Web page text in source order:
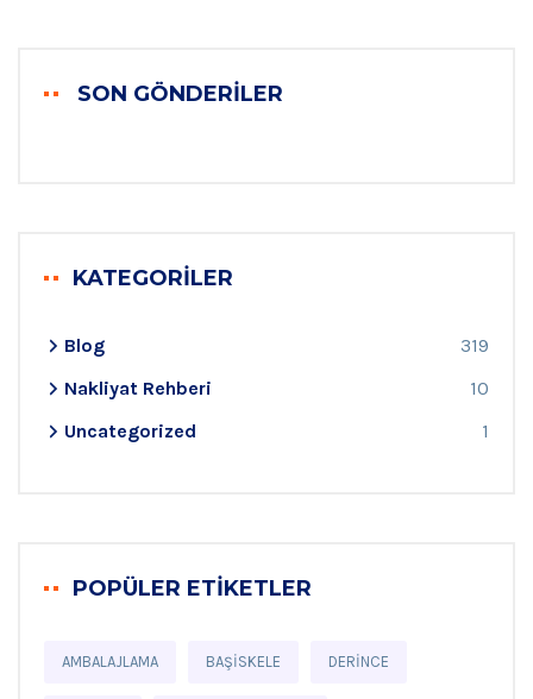
SON GÖNDERILER
KATEGORILER
Blog
319
Nakliyat Rehberi
10
Uncategorized
1
POPÜLER ETIKETLER
AMBALAJLAMA BAŞISKELE DERINCE